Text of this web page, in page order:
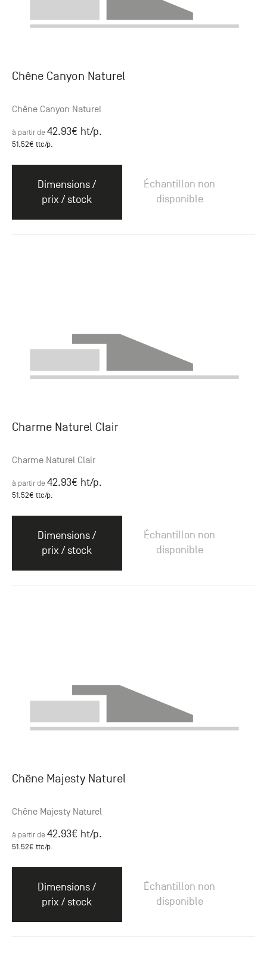
Chêne Canyon Naturel
Chêne Canyon Naturel
à partir de 42.93€ ht/p.
51.52€ ttc/p.
Dimensions /
prix / stock
Échantillon non
disponible
Charme Naturel Clair
Charme Naturel Clair
à partir de 42.93€ ht/p.
51.52€ ttc/p.
Dimensions /
prix / stock
Échantillon non
disponible
Chêne Majesty Naturel
Chêne Majesty Naturel
à partir de 42.93€ ht/p.
51.52€ ttc/p.
Dimensions /
prix / stock
Échantillon non
disponible